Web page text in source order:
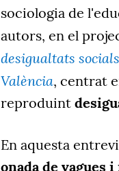
sociologia de
autors, en el
desigualtats
València, centrat
reproduint
En aquesta
onada de vagues